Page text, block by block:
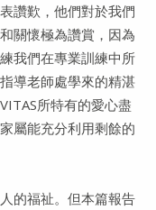
讚歎，他們對於我們
關懷極為讚賞，因為
我們在專業訓練中所
導老師處學來的精湛
所特有的愛心盡
屬能充分利用剩餘的
的福祉。但本篇報告